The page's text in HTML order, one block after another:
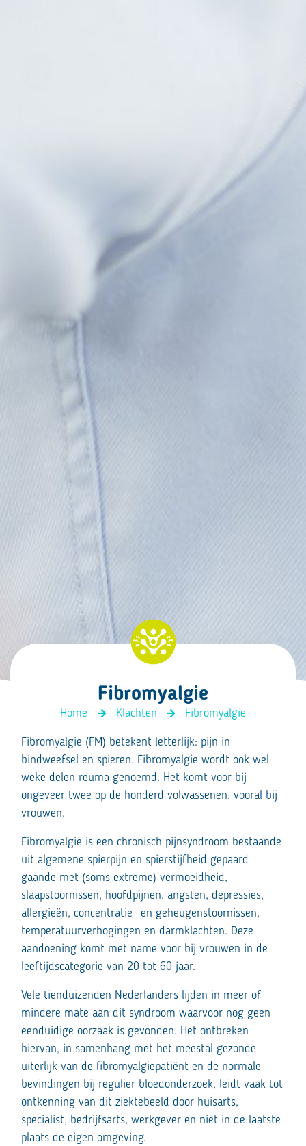
Fibromyalgie
Home Klachten Fibromyalgie
Fibromyalgie (FM) betekent letterlijk: pijn in
bindweefsel en spieren. Fibromyalgie wordt ook wel
weke delen reuma genoemd. Het komt voor bij
ongeveer twee op de honderd volwassenen, vooral bij
vrouwen.
Fibromyalgie is een chronisch pijnsyndroom bestaande
uit algemene spierpijn en spierstijfheid gepaard
gaande met (soms extreme) vermoeidheid,
slaapstoornissen, hoofdpijnen, angsten, depressies,
allergieën, concentratie- en geheugenstoornissen,
temperatuurverhogingen en darmklachten. Deze
aandoening komt met name voor bij vrouwen in de
leeftijdscategorie van 20 tot 60 jaar.
Vele tienduizenden Nederlanders lijden in meer of
mindere mate aan dit syndroom waarvoor nog geen
eenduidige oorzaak is gevonden. Het ontbreken
hiervan, in samenhang met het meestal gezonde
uiterlijk van de fibromyalgiepatiënt en de normale
bevindingen bij regulier bloedonderzoek, leidt vaak tot
ontkenning van dit ziektebeeld door huisarts,
specialist, bedrijfsarts, werkgever en niet in de laatste
plaats de eigen omgeving.